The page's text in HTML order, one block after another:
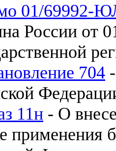
01/69992-
России от
704
11н - О
применения